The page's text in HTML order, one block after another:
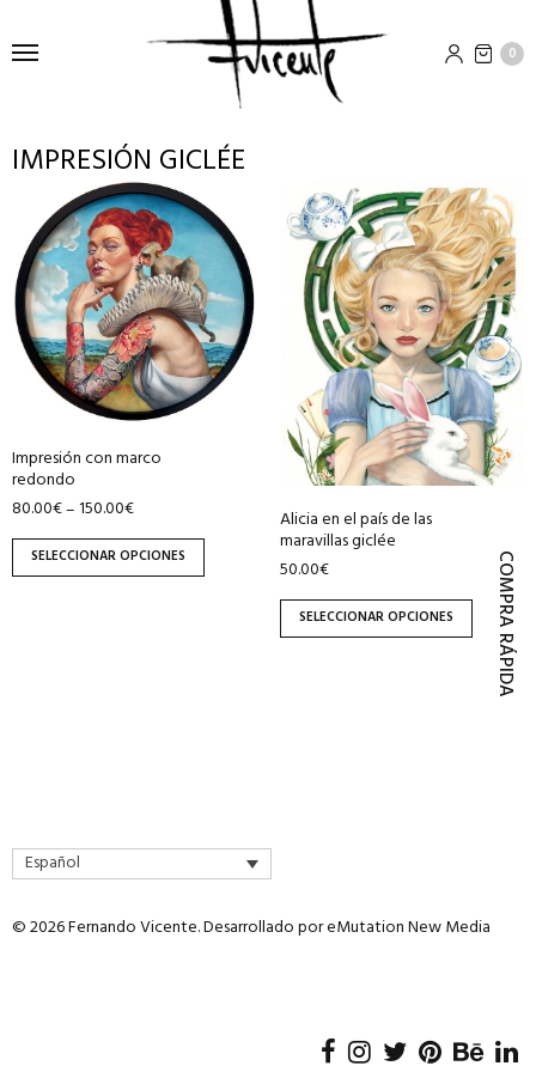
0
IMPRESIÓN GICLÉE
Impresión con marco
redondo
80.00€–150.00€
SELECCIONAR OPCIONES
producto
tiene
múltiples
variantes.
Las
opciones
elegir
en
la
página
de
Alicia en el país de las
maravillas giclée
50.00€
SELECCIONAR OPCIONES
Este
producto
tiene
múltiples
variantes.
opciones
pueden
elegir
la
página
de
producto
COMPRA RÁPIDA
Español
© 2026 Fernando Vicente. Desarrollado poreMutation New Media